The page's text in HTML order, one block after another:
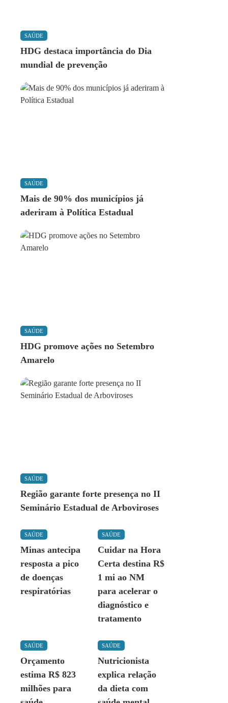
SAÚDE
HDG destaca importância do Dia
mundial de prevenção
SAÚDE
Mais de 90% dos municípios já
aderiram à Política Estadual
SAÚDE
HDG promove ações no Setembro
Amarelo
SAÚDE
Região garante forte presença no II
Seminário Estadual de Arboviroses
SAÚDE
Minas antecipa
resposta a pico
de doenças
respiratórias
SAÚDE
Cuidar na Hora
Certa destina R$
1 mi ao NM
para acelerar o
diagnóstico e
tratamento
SAÚDE
Orçamento
estima R$ 823
milhões para
SAÚDE
Nutricionista
explica relação
da dieta com